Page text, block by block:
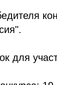
для